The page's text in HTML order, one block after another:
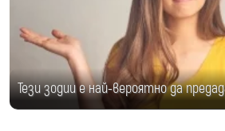
Тези зодии е най-вероятно да